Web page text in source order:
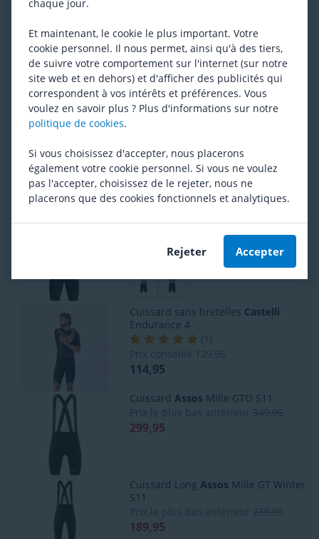
CuissardCastelliUnlimited Cargo 2
Prix conseillé 129,95
97,95
Prix le plus bas antérieur
219,95
CuissardAssosEquipe RS S11
Prix le plus bas antérieur
Cuissard sans bretelles Castelli
Endurance 4
(
Prix conseillé
129,95
114,95
Cuissard Assos Mille GTO S11
Prix le plus bas antérieur 349,95
299,95
Cuissard Long Assos Mille GT Winter
S11
Prix le plus bas antérieur 239,95
189,95
chaque jour.
Et maintenant, le cookie le plus important. Votre
cookie personnel. Il nous permet, ainsi qu'à des tiers,
de suivre votre comportement sur l'internet (sur notre
site web et en dehors) et d'afficher des publicités qui
correspondent à vos intérêts et préférences. Vous
voulez en savoir plus ? Plus d'informations sur notre
politique de cookies.
Si vous choisissez d'accepter, nous placerons
également votre cookie personnel. Si vous ne voulez
pas l'accepter, choisissez de le rejeter, nous ne
placerons que des cookies fonctionnels et analytiques.
Rejeter Accepter